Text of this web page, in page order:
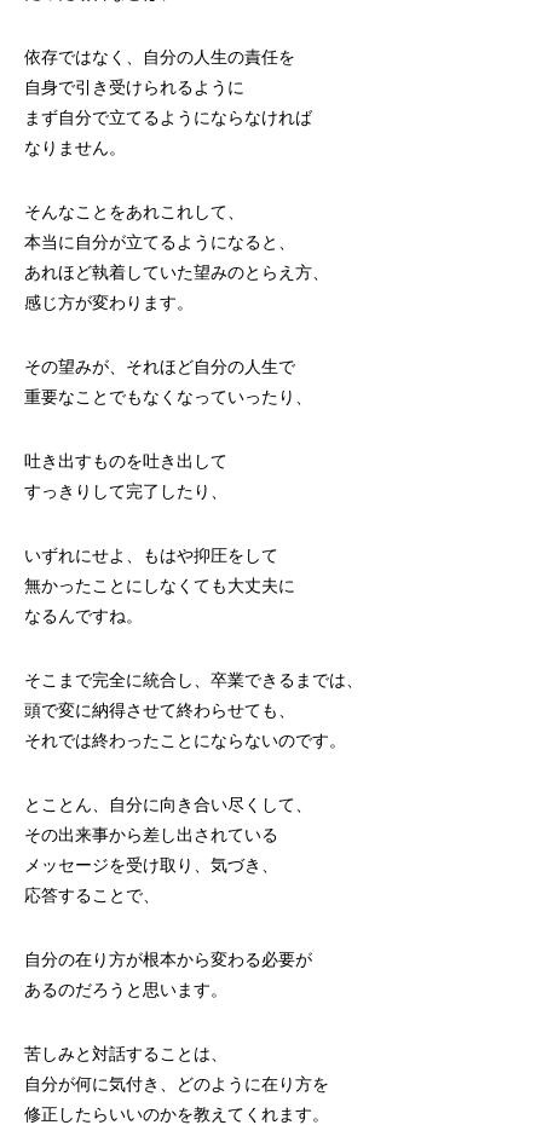
依存ではなく、自分の人生の責任を
自身で引き受けられるように
まず自分で立てるようにならなければ
なりません。
そんなことをあれこれして、
本当に自分が立てるようになると、
あれほど執着していた望みのとらえ方、
感じ方が変わります。
その望みが、それほど自分の人生で
重要なことでもなくなっていったり、
吐き出すものを吐き出して
すっきりして完了したり、
いずれにせよ、もはや抑圧をして
無かったことにしなくても大丈夫に
なるんですね。
そこまで完全に統合し、卒業できるまでは、
頭で変に納得させて終わらせても、
それでは終わったことにならないのです。
とことん、自分に向き合い尽くして、
その出来事から差し出されている
メッセージを受け取り、気づき、
応答することで、
自分の在り方が根本から変わる必要が
あるのだろうと思います。
苦しみと対話することは、
自分が何に気付き、どのように在り方を
修正したらいいのかを教えてくれます。